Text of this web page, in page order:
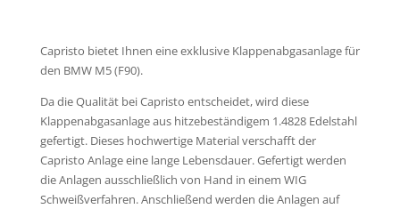
Capristo bietet Ihnen eine exklusive Klappenabgasanlage für
den BMW M5 (F90).
Da die Qualität bei Capristo entscheidet, wird diese
Klappenabgasanlage aus hitzebeständigem 1.4828 Edelstahl
gefertigt. Dieses hochwertige Material verschafft der
Capristo Anlage eine lange Lebensdauer. Gefertigt werden
die Anlagen ausschließlich von Hand in einem WIG
Schweißverfahren. Anschließend werden die Anlagen auf